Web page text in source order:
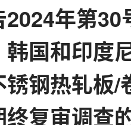
年第
国和印度
钢热轧板/
复审调查